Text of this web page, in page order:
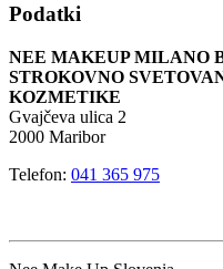
Podatki
NEE MAKEUP MILANO
STROKOVNO
KOZMETIKE
Gvajčeva ulica 2
2000 Maribor
Telefon: 041 365 975